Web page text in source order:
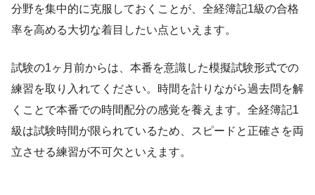
分野を集中的に克服しておくことが、全経簿記1級の合格
率を高める大切な着目したい点といえます。
試験の1ヶ月前からは、本番を意識した模擬試験形式での
練習を取り入れてください。時間を計りながら過去問を解
くことで本番での時間配分の感覚を養えます。全経簿記1
級は試験時間が限られているため、スピードと正確さを両
立させる練習が不可欠といえます。